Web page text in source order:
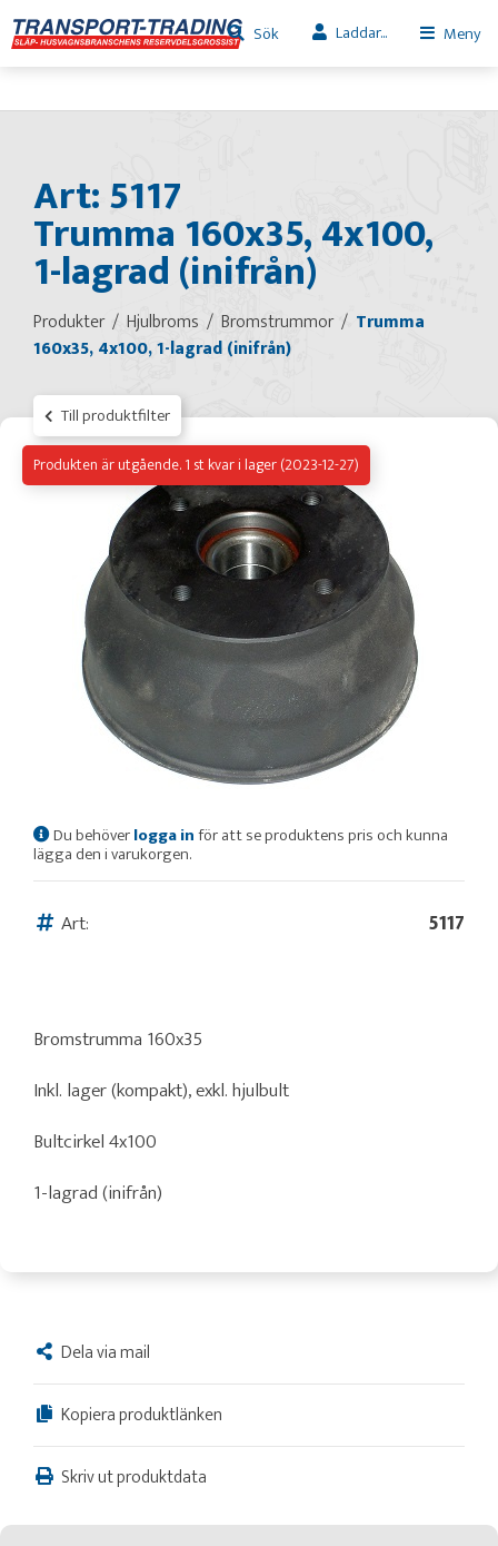
Sök Laddar... Meny
Art: 5117
Trumma 160x35, 4x100,
1-lagrad (inifrån)
Produkter Hjulbroms Bromstrummor
Trumma
160x35, 4x100, 1-lagrad (inifrån)
Till produktfilter
Produkten är utgående. 1 st kvar i lager (2023-12-27)
Du behöverlogga inför att se produktens pris och kunna
lägga den i varukorgen.
Art: 5117
Bromstrumma 160x35
Inkl. lager (kompakt), exkl. hjulbult
Bultcirkel 4x100
1-lagrad (inifrån)
Dela via mail
Kopiera produktlänken
Skriv ut produktdata